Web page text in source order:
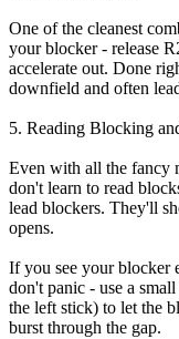
One of the cleanest
your blocker - release
accelerate out. Done
downfield and often
5. Reading Blocking
Even with all the fancy
don't learn to read
lead blockers. They'll
opens.
If you see your blocker
don't panic - use a
the left stick) to let the
burst through the gap.